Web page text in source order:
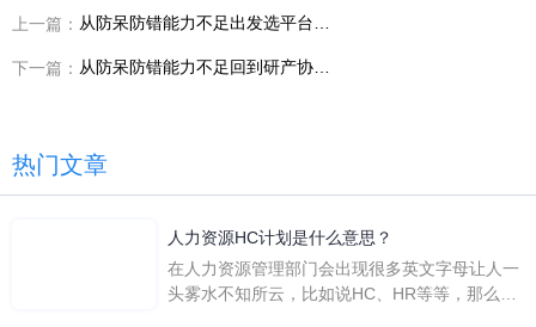
上一篇：
下一篇：
热门文章
人力资源HC计划是什么意思？
在人力资源管理部门会出现很多英文字母让人一
头雾水不知所云，比如说HC、HR等等，那么它